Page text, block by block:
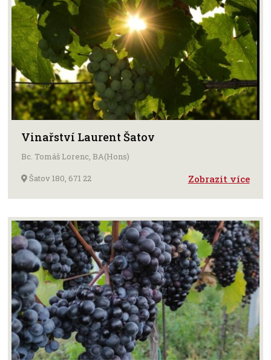
Vinařství Laurent Šatov
Bc. Tomáš Lorenc, BA(Hons)
Šatov 180, 671 22
Zobrazit více